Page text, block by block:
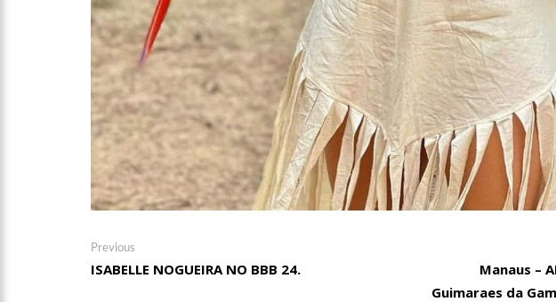
Navegação
de
Previous
post:
ISABELLE NOGUEIRA NO BBB 24.
Manaus –
Guimaraes da